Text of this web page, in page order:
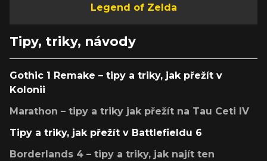
Legend of Zelda
Tipy, triky, návody
Gothic 1 Remake – tipy a triky, jak přežít v
Kolonii
Marathon – tipy a triky jak přežít na Tau Ceti IV
Tipy a triky, jak přežít v Battlefieldu 6
Borderlands 4 – tipy a triky, jak najít ten